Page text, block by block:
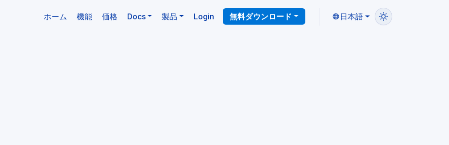
ホーム (現在)
機能 価格 Docs 製品 Login 無料ダウンロード 日本語